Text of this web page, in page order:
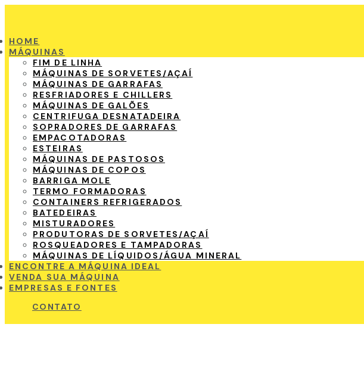
HOME
MÁQUINAS
FIM DE LINHA
MÁQUINAS DE SORVETES/AÇAÍ
MÁQUINAS DE GARRAFAS
RESFRIADORES E CHILLERS
MÁQUINAS DE GALÕES
CENTRIFUGA DESNATADEIRA
SOPRADORES DE GARRAFAS
EMPACOTADORAS
ESTEIRAS
MÁQUINAS DE PASTOSOS
MÁQUINAS DE COPOS
BARRIGA MOLE
TERMO FORMADORAS
CONTAINERS REFRIGERADOS
BATEDEIRAS
MISTURADORES
PRODUTORAS DE SORVETES/AÇAÍ
ROSQUEADORES E TAMPADORAS
MÁQUINAS DE LÍQUIDOS/ÁGUA MINERAL
ENCONTRE A MÁQUINA IDEAL
VENDA SUA MÁQUINA
EMPRESAS E FONTES
CONTATO